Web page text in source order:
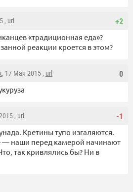
+2
, url
«традиционная еда»?
реакции кроется в этом?
0
, 17 Мая 2015 , url
-1
, url
Кретины тупо изгаляются.
— наши перед камерой начинают
так кривлялись бы? Ни в